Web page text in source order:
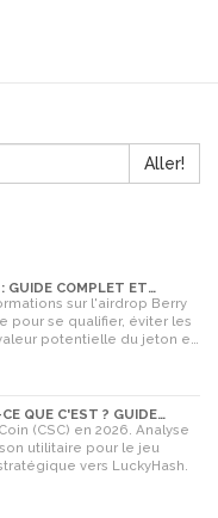
Aller!
GUIDE COMPLET ET
sur l'airdrop Berry
pour se qualifier, éviter les
potentielle du jeton en
QUE C'EST ? GUIDE
EN 2026
(CSC) en 2026. Analyse
utilitaire pour le jeu
vers LuckyHash.